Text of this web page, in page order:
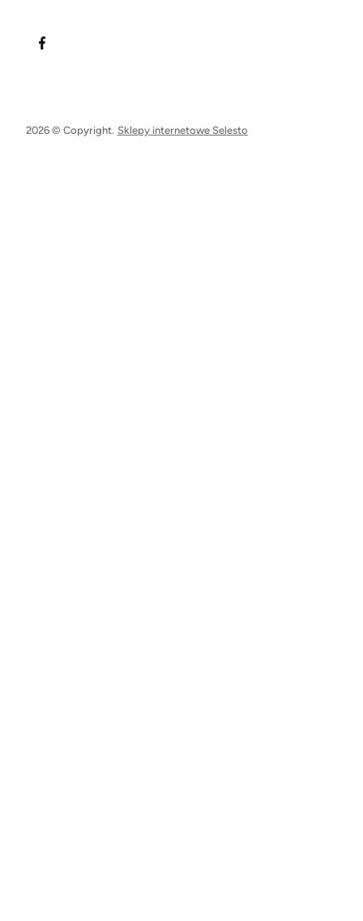
2026 © Copyright. Sklepy internetowe Selesto